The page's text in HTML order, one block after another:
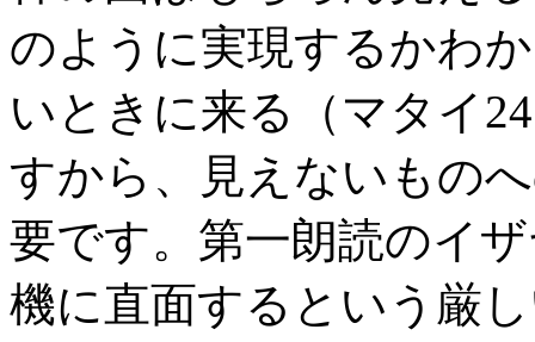
のように実現するかわ
いときに来る（マタイ
すから、見えないもの
要です。第一朗読のイ
機に直面するという厳